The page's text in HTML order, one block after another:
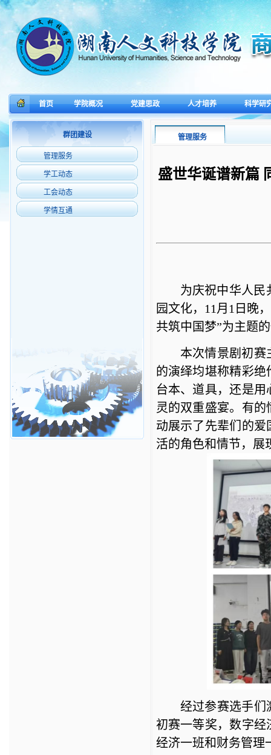
首页 学院概况 党建思政 人才培养 科学研
群团建设
管理服务
学工动态
工会动态
学情互通
管理服务
盛世华诞谱新篇
为庆祝中华人民
园文化，11月1日晚，
共筑中国梦”为主题
本次情景剧初赛
的演绎均堪称精彩绝
台本、道具，还是用
灵的双重盛宴。有
动展示了先辈们的爱
活的角色和情节，展
经过参赛选手们
初赛一等奖， 数字经
经济一班和财务管理